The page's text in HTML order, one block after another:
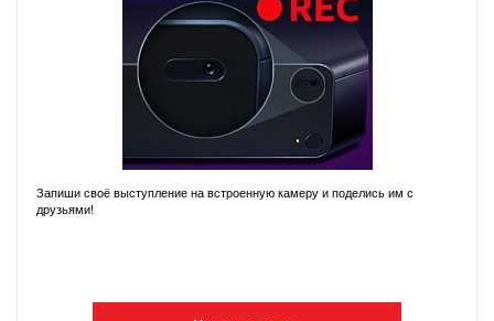
Запиши своё выступление на встроенную камеру и поделись им с
друзьями!